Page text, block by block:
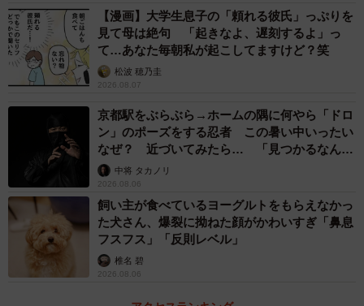
変化していくのだそう。このため、ぬいぐるみの毛は白で
はなくベージュを採用しています。
【漫画】大学生息子の「頼れる彼氏」っぷりを
見て母は絶句 「起きなよ、遅刻するよ」っ
て…あなた毎朝私が起こしてますけど？笑
松波 穂乃圭
2026.08.07
京都駅をぶらぶら→ホームの隅に何やら「ドロ
ン」のポーズをする忍者 この暑い中いったい
なぜ？ 近づいてみたら… 「見つかるなんて
未熟」中将 タカノリ
2026.08.06
飼い主が食べているヨーグルトをもらえなかっ
た犬さん、爆裂に拗ねた顔がかわいすぎ「鼻息
フスフス」「反則レベル」
椎名 碧
2026.08.06